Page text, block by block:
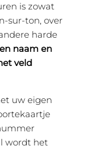
is zowat
sur-ton, over
harde
naam en
veld
uw eigen
wordt het